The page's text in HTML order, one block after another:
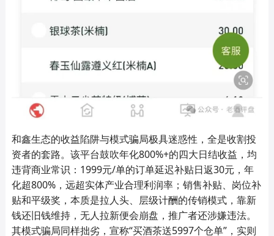
和鑫生态的收益陷阱与模式骗局极具迷惑性，全是收割投
资者的套路。该平台鼓吹年化800%+的四大日结收益，均
违背商业常识：1999元/单的订单延迟补贴日返30元，年
化超800%，远超实体产业合理利润率；销售补贴、岗位补
贴和平级奖，本质是拉人头、层级计酬的传销模式，靠新
钱还旧钱维持，无人拉新便会崩盘，推广者还涉嫌违法。
其模式骗局同样拙劣，宣称“买酒茶送5997个仓单”，实则